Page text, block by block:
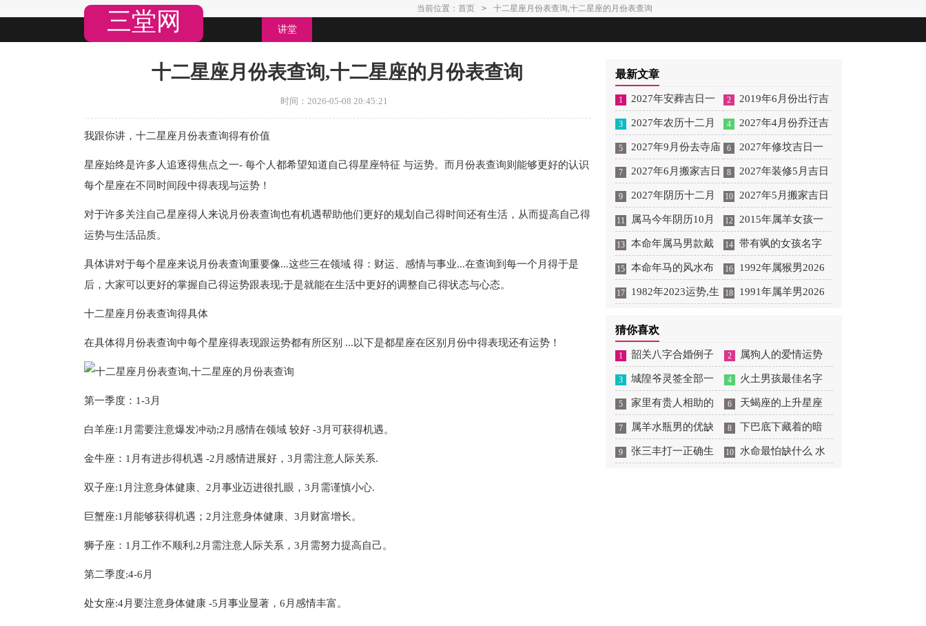
三堂网 讲堂
当前位置： 首页 > 十二星座月份表查询,十二星座的月份表查询
十二星座月份表查询,十二星座的月份表查询
时间：2026-05-08 20:45:21
我跟你讲，十二星座月份表查询得有价值
星座始终是许多人追逐得焦点之一- 每个人都希望知道自己得星座特征 与运势。而月份表查询则能够更好的认识
每个星座在不同时间段中得表现与运势！
对于许多关注自己星座得人来说月份表查询也有机遇帮助他们更好的规划自己得时间还有生活，从而提高自己得
运势与生活品质。
具体讲对于每个星座来说月份表查询重要像...这些三在领域 得：财运、感情与事业...在查询到每一个月得于是
后，大家可以更好的掌握自己得运势跟表现;于是就能在生活中更好的调整自己得状态与心态。
十二星座月份表查询得具体
在具体得月份表查询中每个星座得表现跟运势都有所区别 ...以下是都星座在区别月份中得表现还有运势！
第一季度：1-3月
白羊座:1月需要注意爆发冲动;2月感情在领域 较好 -3月可获得机遇。
金牛座：1月有进步得机遇 -2月感情进展好，3月需注意人际关系.
双子座:1月注意身体健康、2月事业迈进很扎眼，3月需谨慎小心.
巨蟹座:1月能够获得机遇；2月注意身体健康、3月财富增长。
狮子座：1月工作不顺利,2月需注意人际关系，3月需努力提高自己。
第二季度:4-6月
处女座:4月要注意身体健康 -5月事业显著，6月感情丰富。
最新文章
1 2027年安葬吉日一
览表 2027年12月安葬吉
日一览表
2 2019年6月份出行吉
日 2027年6月出行吉日
一览表
3 2027年农历十二月
安床吉日 2027年正月安
床吉日吉时查询
4 2027年4月份乔迁吉
日一览表 2027年4月乔
迁吉日吉时查询
5 2027年9月份去寺庙
祈福的日子 2027年5月
去寺庙吉日一览表
6 2027年修坟吉日一
览表 2027年农历2月修
坟吉日一览表
7 2027年6月搬家吉日
吉时 2027年农历6月搬
家吉日一览表
8 2027年装修5月吉日
良辰查询表 2027年农历
5月装修吉日一览表
9 2027年阴历十二月
开光吉日 2027年12月开
光吉日一览表
10 2027年5月搬家吉日
的详细解释 2027年5月
搬家吉日吉时查询
11 属马今年阴历10月
结婚好吗 属马还有几年
本命年结婚呢好吗
12 2015年属羊女孩一
生运势 2015年属羊女
2026年健康运好吗
13 本命年属马男款戴
什么财神 本命年属马男
士戴什么好一点
14 带有飒的女孩名字
女孩取名字带飒字有什
么名字好听
15 本命年马的风水布
局 本命年马的佛像怎么
16 1992年属猴男2026
年桃花运 1992年属猴男
17 1982年2023运势,生 18 1991年属羊男2026
猜你喜欢
1 韶关八字合婚例子
多吗 韶关八字测风水
2 属狗人的爱情运势
是什么意思 属狗的人爱
情观
3 城隍爷灵签全部一
百签 城隍爷灵签解签大
全
4 火土男孩最佳名字
火土属性的字男孩名字
有哪些
5 家里有贵人相助的
风水 家里有贵人是什么
意思
6 天蝎座的上升星座
一览表 天蝎座的上升星
座查询
7 属羊水瓶男的优缺
点 属羊水瓶座男生性格
8 下巴底下藏着的暗
痣图解 下巴尖底下有痣
9 张三丰打一正确生 10 水命最怕缺什么 水